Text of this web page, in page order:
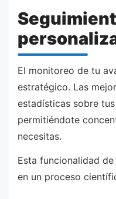
El monitoreo de tu
estratégico. Las
estadísticas sobre
permitiéndote
necesitas.
Esta funcionalidad
en un proceso